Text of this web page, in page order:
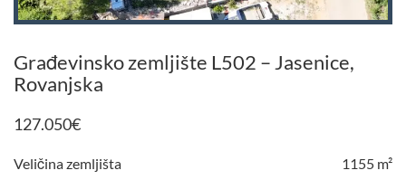
Građevinsko zemljište L502 – Jasenice,
Rovanjska
127.050€
Veličina zemljišta 1155 m²